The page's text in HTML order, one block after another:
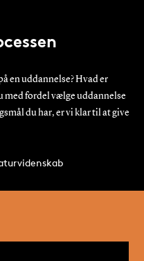
en uddannelse? Hvad er
med fordel vælge uddannelse
du har, er vi klar til at give